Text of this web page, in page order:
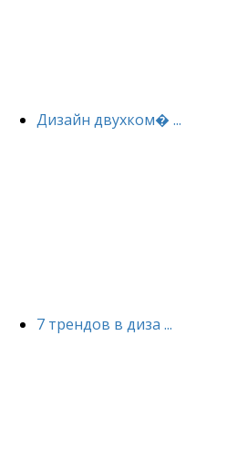
Дизайн двухком� ...
7 трендов в диза ...